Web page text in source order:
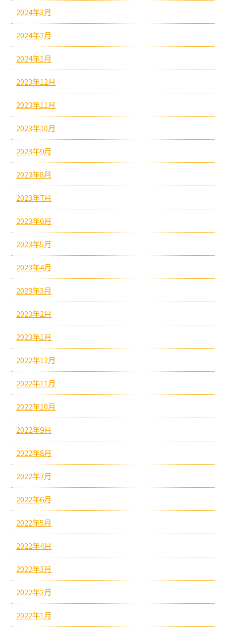
2024年3月
2024年2月
2024年1月
2023年12月
2023年11月
2023年10月
2023年9月
2023年8月
2023年7月
2023年6月
2023年5月
2023年4月
2023年3月
2023年2月
2023年1月
2022年12月
2022年11月
2022年10月
2022年9月
2022年8月
2022年7月
2022年6月
2022年5月
2022年4月
2022年3月
2022年2月
2022年1月